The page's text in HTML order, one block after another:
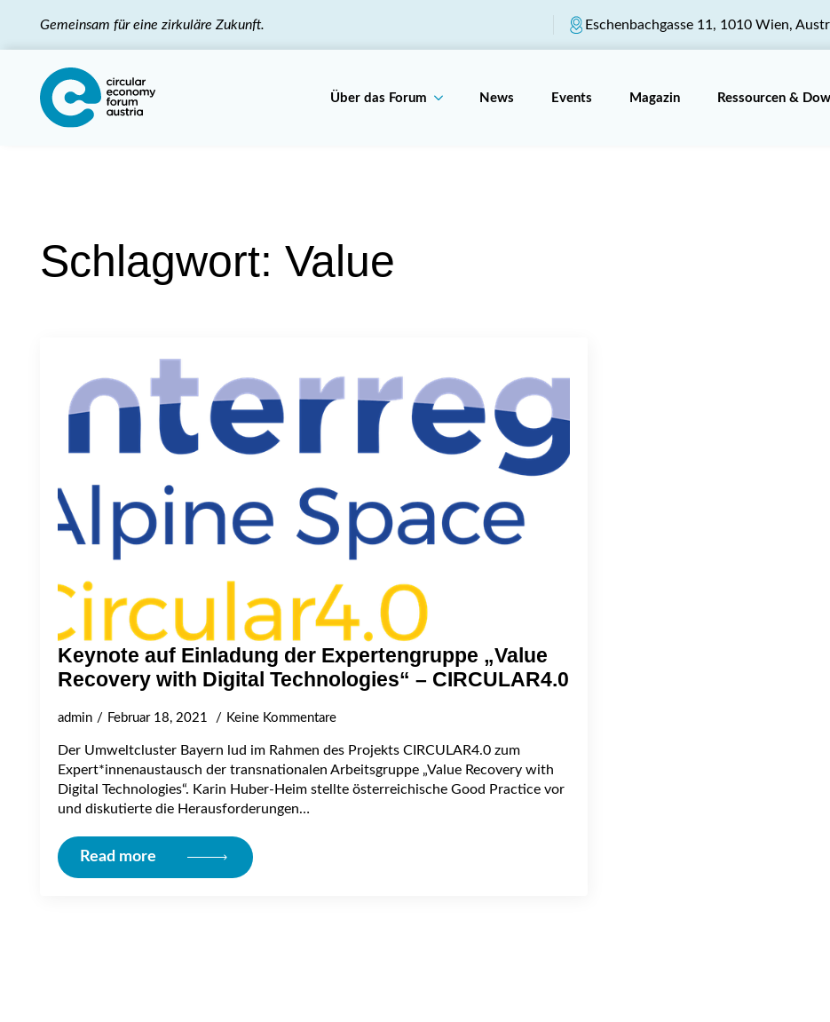
Gemeinsam für eine zirkuläre Zukunft. Eschenbachgasse 11, 1010 Wien,
Über das Forum News Events Magazin Ressourcen &
Schlagwort: Value
Keynote auf Einladung der Expertengruppe „Value
Recovery with Digital Technologies“ – CIRCULAR4.0
admin Februar 18, 2021 Keine Kommentare
Der Umweltcluster Bayern lud im Rahmen des Projekts CIRCULAR4.0 zum
Expert*innenaustausch der transnationalen Arbeitsgruppe „Value Recovery with
Digital Technologies“. Karin Huber-Heim stellte österreichische Good Practice vor
und diskutierte die Herausforderungen…
Read more